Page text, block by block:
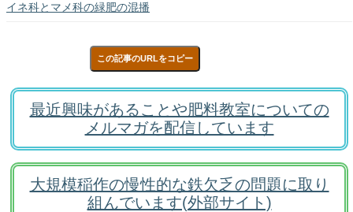
イネ科とマメ科の緑肥の混播
この記事のURLをコピー
最近興味があることや肥料教室についての
メルマガを配信しています
大規模稲作の慢性的な鉄欠乏の問題に取り
組んでいます(外部サイト)